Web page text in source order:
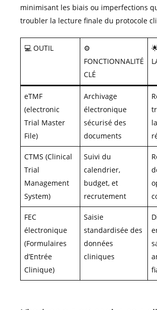
minimisant les biais ou imperfections
troubler la lecture finale du protocole
💻 OUTIL
⚙️
FONCTIONNALITÉ
CLÉ
eTMF
(electronic
Trial Master
File)
Archivage
électronique
sécurisé des
documents
CTMS (Clinical
Trial
Management
System)
Suivi du
calendrier,
budget, et
recrutement
FEC
électronique
(Formulaires
d’Entrée
Clinique)
Saisie
standardisée des
données
cliniques